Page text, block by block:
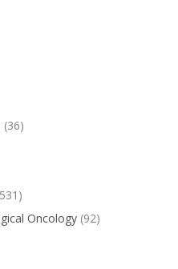
(36)
Oncology (92)